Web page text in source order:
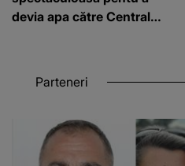
devia apa către Centrala
Parteneri